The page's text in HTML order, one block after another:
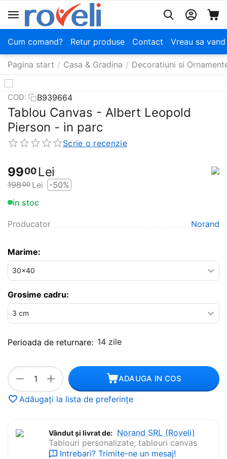
Cum comand? Retur produse Contact Vreau sa
Pagina start / Casa & Gradina / Decoratiuni si
COD: B939664
Tablou Canvas - Albert Leopold
Pierson - in parc
Scrie o recenzie
9900 Lei
19800 Lei
-50%
in stoc
Producator Norand
Marime:
Grosime cadru:
Perioada de returnare: 14 zile
+
− ADAUGA IN COS
Adăugați la lista de preferințe
Vândut și livrat de: Norand SRL (Roveli)
Tablouri personalizate, tablouri canvas
Intrebari? Trimite-ne un mesaj!